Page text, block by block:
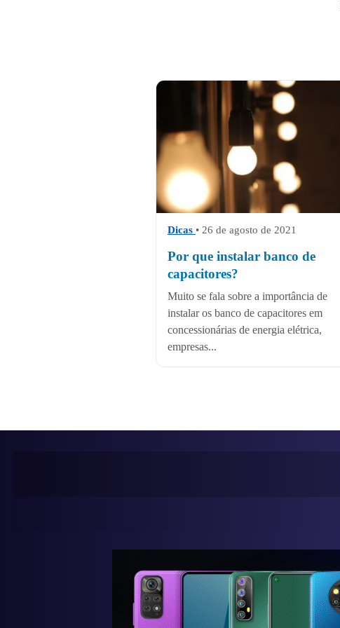
Dicas • 26 de agosto de 2021
Por que instalar banco de
capacitores?
Muito se fala sobre a importância de
instalar os banco de capacitores em
concessionárias de energia elétrica,
empresas...